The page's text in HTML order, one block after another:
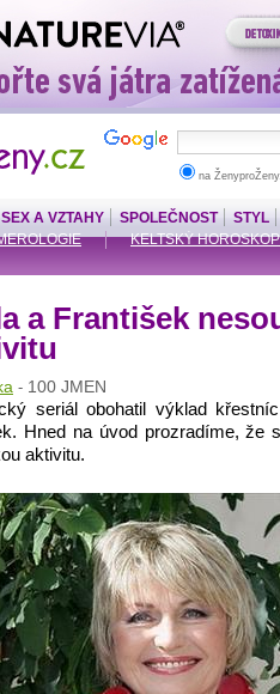
na
SEX A VZTAHY SPOLEČNOST
STYL
KELTSKÝ HOROSKOP
a František
- 100 JMEN
seriál obohatil výklad
Hned na úvod prozradíme, že
aktivitu.